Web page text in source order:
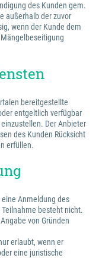
des Kunden gem.
außerhalb der zuvor
wenn der Kunde dem
bereitgestellte
entgeltlich verfügbar
Der Anbieter
des Kunden Rücksicht
erfüllen.
Anmeldung des
besteht nicht.
von Gründen
erlaubt, wenn er
eine juristische